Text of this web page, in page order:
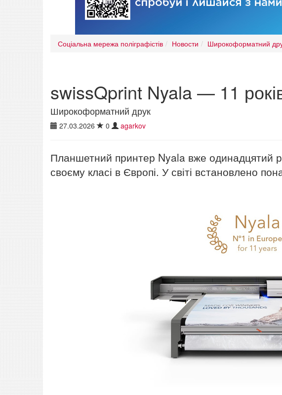
Соціальна мережа поліграфістів Новости Широкоформатний
swissQprint Nyala — 11
Широкоформатний друк
27.03.2026 0 agarkov
Планшетний принтер Nyala вже одинадцятий
своєму класі в Європі. У світі встановлено